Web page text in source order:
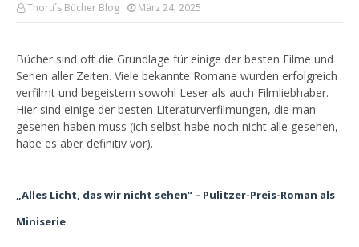
Thorti´s Bücher Blog März 24, 2025
Bücher sind oft die Grundlage für einige der besten Filme und
Serien aller Zeiten. Viele bekannte Romane wurden erfolgreich
verfilmt und begeistern sowohl Leser als auch Filmliebhaber.
Hier sind einige der besten Literaturverfilmungen, die man
gesehen haben muss (ich selbst habe noch nicht alle gesehen,
habe es aber definitiv vor).
„Alles Licht, das wir nicht sehen“ – Pulitzer-Preis-Roman als
Miniserie